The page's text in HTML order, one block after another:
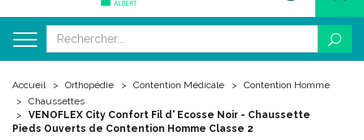
Accueil Orthopédie Contention Médicale
Contention Homme
Chaussettes
VENOFLEX City Confort Fil d' Ecosse Noir - Chaussette
Pieds Ouverts de Contention Homme Classe 2